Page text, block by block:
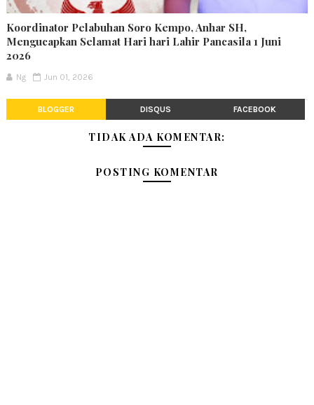
Koordinator Pelabuhan Soro Kempo, Anhar SH,
Mengucapkan Selamat Hari hari Lahir Pancasila 1 Juni
2026
Ng Jun 01, 2026
BLOGGER DISQUS FACEBOOK
TIDAK ADA KOMENTAR:
POSTING KOMENTAR